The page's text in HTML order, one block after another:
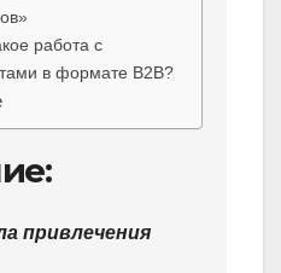
работа с
в формате В2В?
привлечения